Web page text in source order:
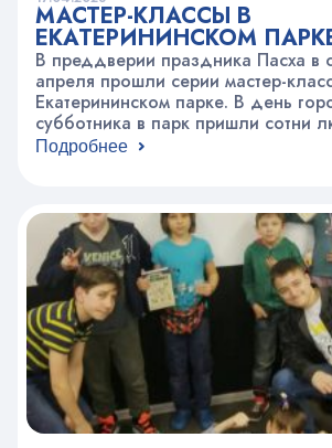
МАСТЕР-КЛАССЫ В
ЕКАТЕРИНИНСКОМ
В преддверии праздника Пасха в
апреля прошли серии мастер-
Екатерининском парке. В день
субботника в парк пришли сотни
привести территорию парка в
руками подарки к празднику
Пасхи. Спасибо нашим педагогам-
В.А. Андрейчук, О.А. Лосевой,
Подробнее